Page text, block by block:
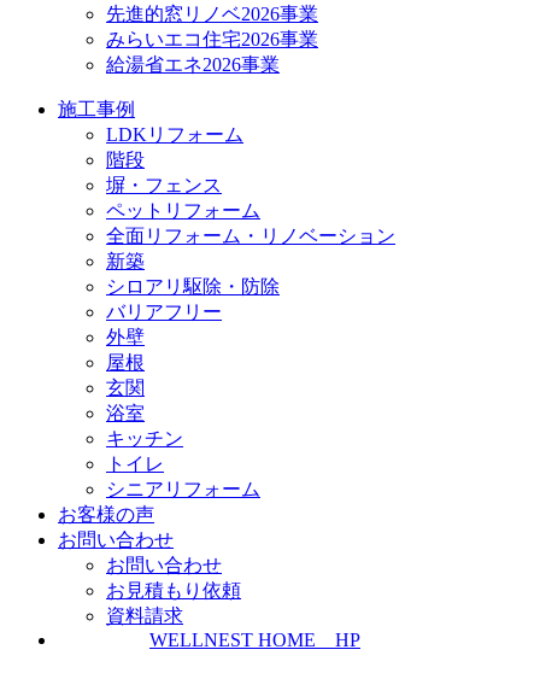
先進的窓リノベ2026事業
みらいエコ住宅2026事業
給湯省エネ2026事業
施工事例
LDKリフォーム
階段
塀・フェンス
ペットリフォーム
全面リフォーム・リノベーション
新築
シロアリ駆除・防除
バリアフリー
外壁
屋根
玄関
浴室
キッチン
トイレ
シニアリフォーム
お客様の声
お問い合わせ
お問い合わせ
お見積もり依頼
資料請求
WELLNEST HOME HP